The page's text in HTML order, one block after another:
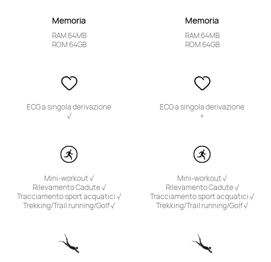
Memoria
RAM 64MB
ROM 64GB
ECG a singola derivazione
√
Mini-workout √
Rilevamento Cadute √
Tracciamento sport acquatici √
Trekking/Trail running/Golf √
Memoria
RAM 64MB
ROM 64GB
ECG a singola derivazione
×
Mini-workout √
Rilevamento Cadute √
Tracciamento sport acquatici √
Trekking/Trail running/Golf √